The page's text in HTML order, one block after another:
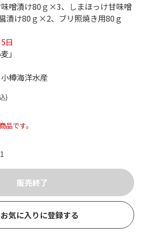
噌漬け80ｇ×3、しまほっけ甘味噌
漬け80ｇ×2、ブリ照焼き用80ｇ
日
」
樽海洋水産
)
品です。
お気に入りに登録する